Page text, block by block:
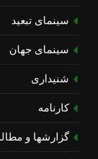
سینمای تبعید
سینمای جهان
شنیداری
کارنامه
گزارشها و